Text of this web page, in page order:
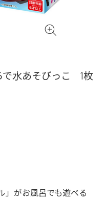
水あそびっこ 1枚
」がお風呂でも遊べる